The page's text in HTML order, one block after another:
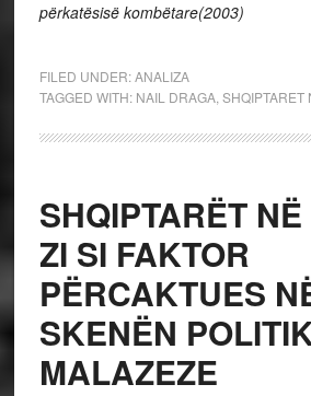
përkatësisë kombëtare(2003)
FILED UNDER:ANALIZA
TAGGED WITH: NAIL DRAGA, SHQIPTARET
SHQIPTARËT
ZI SI FAKTOR
PËRCAKTUES
SKENËN
MALAZEZE